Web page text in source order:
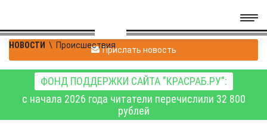
НОВОСТИ \ ПроисшествияПрислать новость
ФОНД ПОДДЕРЖКИ САЙТА "КРАСРАБ.РУ":
с начала 2026 года читатели перечислили 32 800
рублей